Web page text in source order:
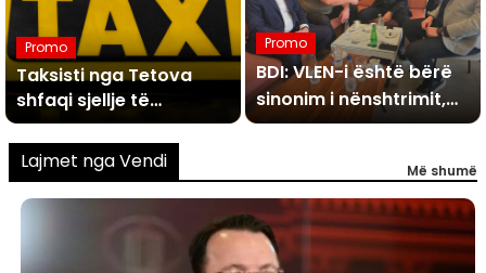
Promo
Taksisti nga Tetova
shfaqi sjellje të
pahijshme ndaj dy
vajzave njëra nga të
cilat e mitur, ata
kërcyen nga vetura
Promo
BDI: VLEN-i është bërë
sinonim i nënshtrimit,
edhe Maksim
ultimatume, ndërsa ata
heshtin
Lajmet nga Vendi Më shumë